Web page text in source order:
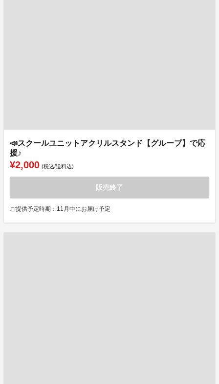
📣スクールユニットアクリルスタンド【グループ】で応
援♪
¥2,000 (税込/送料込)
販売終了
ご提供予定時期：11月中にお届け予定